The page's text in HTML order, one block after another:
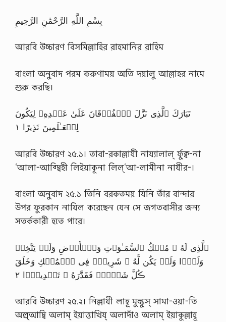
بِسْمِ اللَّهِ الرَّحْمَٰنِ الرَّحِيمِ
আরবি উচ্চারণ বিসমিল্লাহির রাহমানির রাহিম
বাংলা অনুবাদ পরম করুণাময় অতি দয়ালু আল্লাহর নামে
শুরু করছি।
تَبَارَكَ ٱلَّذِى نَزَّلَ ٱلۡفُرۡقَانَ عَلَىٰ عَبۡدِهِۦ لِيَكُونَ
لِلۡعَـٰلَمِينَ نَذِيرًا ١
আরবি উচ্চারণ ২৫.১। তাবা-রকাল্লাযী নায্যালাল্ র্ফুক্ব-না
‘আলা-আব্দ্বিহী লিইয়াকূনা লিল্‘আ-লামীনা নাযীর-।
বাংলা অনুবাদ ২৫.১ তিনি বরকতময় যিনি তাঁর বান্দার
উপর ফুরকান নাযিল করেছেন যেন সে জগতবাসীর জন্য
সতর্ককারী হতে পারে।
ٱلَّذِى لَهُ ۥ مُلۡكُ ٱلسَّمَـٰوَٲتِ وَٱلۡأَرۡضِ وَلَمۡ يَتَّخِذۡ
وَلَدً۬ا وَلَمۡ يَكُن لَّهُ ۥ شَرِيكٌ۬ فِى ٱلۡمُلۡكِ وَخَلَقَ
ڪُلَّ شَىۡءٍ۬ فَقَدَّرَهُ ۥ تَقۡدِيرً۬ا ٢
আরবি উচ্চারণ ২৫.২। নিল্লাযী লাহূ মুল্কুস্ সামা-ওয়া-তি
অল্র্আদ্বি অলাম্ ইয়াত্তাখিয্ অলাদাঁও অলাম্ ইয়াকুল্লাহূ